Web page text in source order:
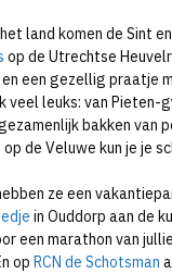
land komen de Sint
op de Utrechtse
een gezellig praatje
veel leuks: van Pieten-
bakken van
op de Veluwe kun je je
ze een
in Ouddorp aan de
een marathon van
op RCN de Schotsman